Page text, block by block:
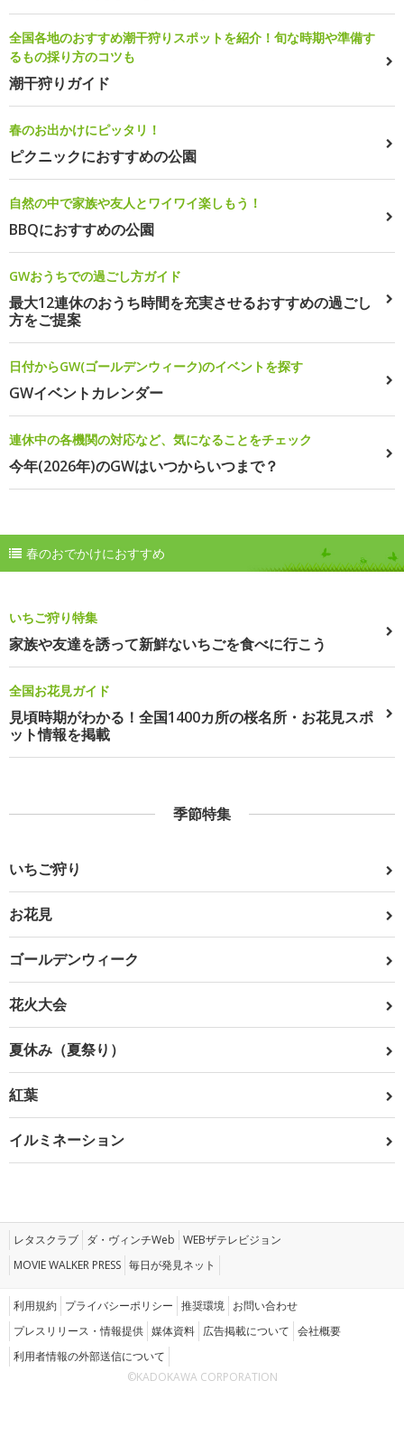
全国各地のおすすめ潮干狩りスポットを紹介！旬な時期や準備す
るもの採り方のコツも
潮干狩りガイド
春のお出かけにピッタリ！
ピクニックにおすすめの公園
自然の中で家族や友人とワイワイ楽しもう！
BBQにおすすめの公園
GWおうちでの過ごし方ガイド
最大12連休のおうち時間を充実させるおすすめの過ごし
方をご提案
日付からGW(ゴールデンウィーク)のイベントを探す
GWイベントカレンダー
連休中の各機関の対応など、気になることをチェック
今年(2026年)のGWはいつからいつまで？
春のおでかけにおすすめ
いちご狩り特集
家族や友達を誘って新鮮ないちごを食べに行こう
全国お花見ガイド
見頃時期がわかる！全国1400カ所の桜名所・お花見スポ
ット情報を掲載
季節特集
いちご狩り
お花見
ゴールデンウィーク
花火大会
夏休み（夏祭り）
紅葉
イルミネーション
レタスクラブ ダ・ヴィンチWeb WEBザテレビジョン
MOVIE WALKER PRESS 毎日が発見ネット
利用規約 プライバシーポリシー 推奨環境 お問い合わせ
プレスリリース・情報提供 媒体資料 広告掲載について 会社概要
利用者情報の外部送信について
©KADOKAWA CORPORATION